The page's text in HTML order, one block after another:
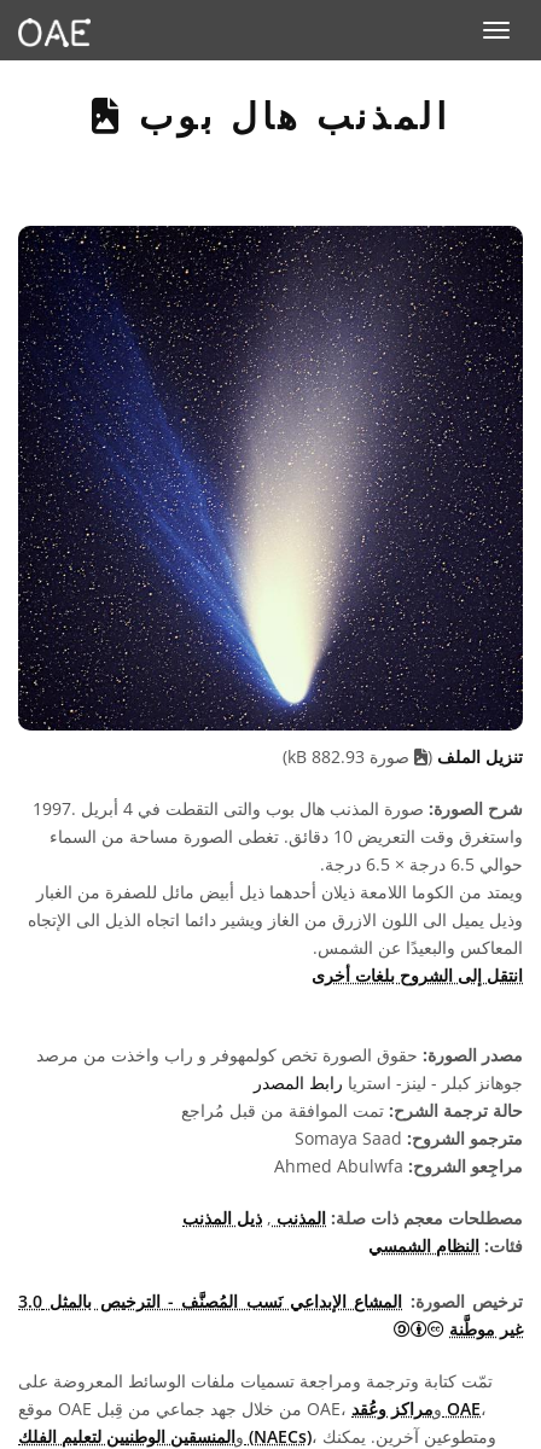
Toggle navigation
THIS PAGE
المذنب هال بوب
تنزيل الملف ( صورة 882.93 kB)
شرح الصورة:
صورة المذنب هال بوب والتى التقطت في 4 أبريل .1997
واستغرق وقت التعريض 10 دقائق. تغطى الصورة مساحة من السماء
حوالي 6.5 درجة × 6.5 درجة.
ويمتد من الكوما اللامعة ذيلان أحدهما ذيل أبيض مائل للصفرة من الغبار
وذيل يميل الى اللون الازرق من الغاز ويشير دائما اتجاه الذيل الى الإتجاه
المعاكس والبعيدًا عن الشمس.
انتقل إلى الشروح بلغات أخرى
مصدر الصورة: حقوق الصورة تخص كولمهوفر و راب واخذت من مرصد
جوهانز كبلر - لينز- استريا رابط المصدر
حالة ترجمة الشرح: تمت الموافقة من قبل مُراجع
مترجمو الشروح: Somaya Saad
مراجِعو الشروح: Ahmed Abulwfa
مصطلحات معجم ذات صلة: المذنب , ذيل المذنب
فئات: النظام الشمسي
ترخيص الصورة:
المشاع الإبداعي نَسب المُصنَّف - الترخيص بالمثل 3.0
غير موطَّنة
المشاع الإبداعي نَسب المُصنَّف - الترخيص بالمثل 3.0 غير موطَّنة أيقونات
تمّت كتابة وترجمة ومراجعة تسميات ملفات الوسائط المعروضة على
موقع OAE من خلال جهد جماعي من قِبل OAE، و مراكز وعُقد OAE،
و المنسقين الوطنيين لتعليم الفلك (NAECs)، ومتطوعين آخرين. يمكنك